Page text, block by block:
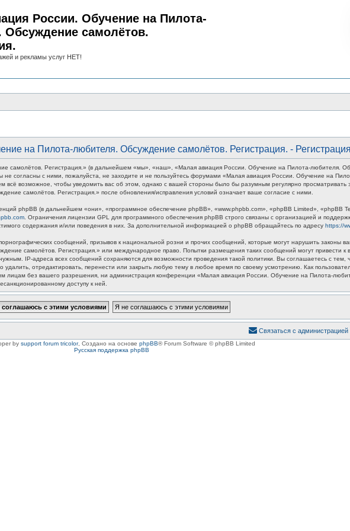
России. Обучение на Пилота-
Обсуждение самолётов.
и рекламы услуг НЕТ!
на Пилота-любителя. Обсуждение самолётов. Регистрация. - Регистрация
самолётов. Регистрация.» (в дальнейшем «мы», «наш», «Малая авиация России. Обучение на Пилота-любителя.
согласны с ними, пожалуйста, не заходите и не пользуйтесь форумами «Малая авиация России. Обучение на
возможное, чтобы уведомить вас об этом, однако с вашей стороны было бы разумным регулярно просматривать
самолётов. Регистрация.» после обновления/исправления условий означает ваше согласие с ними.
phpBB (в дальнейшем «они», «программное обеспечение phpBB», «www.phpbb.com», «phpBB Limited», «phpBB
. Ограничения лицензии GPL для программного обеспечения phpBB строго связаны с организацией и
содержания и/или поведения в них. За дополнительной информацией о phpBB обращайтесь по адресу https://
сообщений, призывов к национальной розни и прочих сообщений, которые могут нарушить законы
самолётов. Регистрация.» или международное право. Попытки размещения таких сообщений могут привести
IP-адреса всех сообщений сохраняются для возможности проведения такой политики. Вы соглашаетесь с
отредактировать, перенести или закрыть любую тему в любое время по своему усмотрению. Как
лицам без вашего разрешения, ни администрация конференции «Малая авиация России. Обучение на Пилота-
доступу к ней.
Связаться с администрацией
by support forum tricolor, Создано на основе phpBB® Forum Software © phpBB Limited
Русская поддержка phpBB